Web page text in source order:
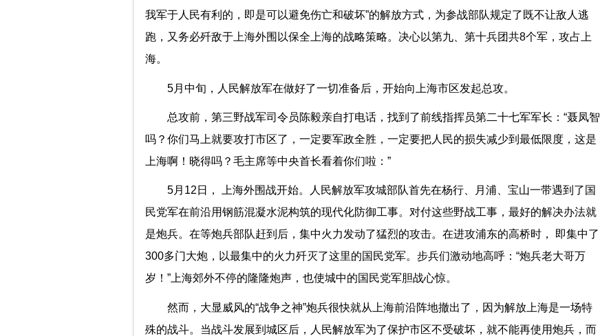
我军于人民有利的，即是可以避免伤亡和破坏”的解放方式，为参战部队规定了既不让敌人逃
跑，又务必歼敌于上海外围以保全上海的战略策略。决心以第九、第十兵团共8个军，攻占上
海。
5月中旬，人民解放军在做好了一切准备后，开始向上海市区发起总攻。
总攻前，第三野战军司令员陈毅亲自打电话，找到了前线指挥员第二十七军军长：“聂凤智
吗？你们马上就要攻打市区了，一定要军政全胜，一定要把人民的损失减少到最低限度，这是
上海啊！晓得吗？毛主席等中央首长看着你们啦：”
5月12日， 上海外围战开始。人民解放军攻城部队首先在杨行、月浦、宝山一带遇到了国
民党军在前沿用钢筋混凝水泥构筑的现代化防御工事。对付这些野战工事，最好的解决办法就
是炮兵。在等炮兵部队赶到后，集中火力发动了猛烈的攻击。在进攻浦东的高桥时， 即集中了
300多门大炮，以最集中的火力歼灭了这里的国民党军。步兵们激动地高呼：“炮兵老大哥万
岁！”上海郊外不停的隆隆炮声，也使城中的国民党军胆战心惊。
然而，大显威风的“战争之神”炮兵很快就从上海前沿阵地撤出了，因为解放上海是一场特
殊的战斗。当战斗发展到城区后，人民解放军为了保护市区不受破坏，就不能再使用炮兵，而